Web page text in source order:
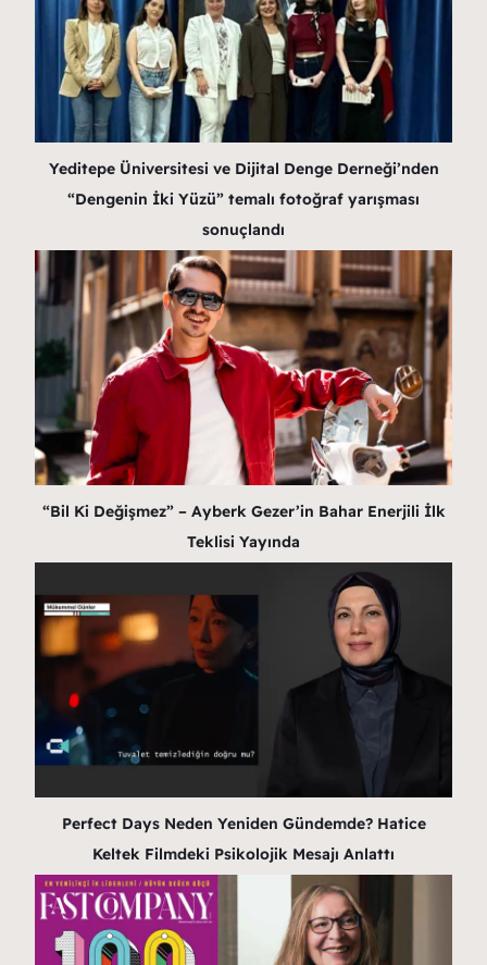
Yeditepe Üniversitesi ve Dijital Denge Derneği’nden
“Dengenin İki Yüzü” temalı fotoğraf yarışması
sonuçlandı
“Bil Ki Değişmez” – Ayberk Gezer’in Bahar Enerjili İlk
Teklisi Yayında
Perfect Days Neden Yeniden Gündemde? Hatice
Keltek Filmdeki Psikolojik Mesajı Anlattı